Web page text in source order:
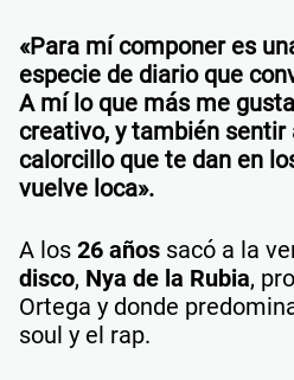
«Para mí componer es
especie de diario que
A mí lo que más me
creativo, y también sentir
calorcillo que te dan en
vuelve loca».
A los 26 años sacó a la
disco, Nya de la Rubia,
Ortega y donde
soul y el rap.